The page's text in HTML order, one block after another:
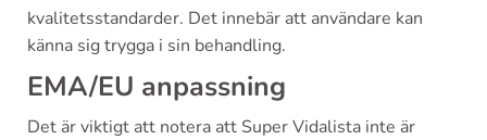
kvalitetsstandarder. Det innebär att användare kan
känna sig trygga i sin behandling.
EMA/EU anpassning
Det är viktigt att notera att Super Vidalista inte är